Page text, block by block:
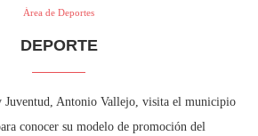
Área de Deportes
DEPORTE
Juventud, Antonio Vallejo, visita el municipio
conocer su modelo de promoción del